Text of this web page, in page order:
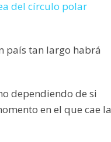
del círculo polar
país tan largo habrá
dependiendo de si
en el que cae la